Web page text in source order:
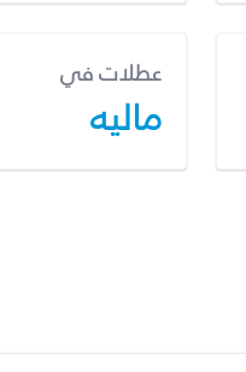
عطلات في
ماليه